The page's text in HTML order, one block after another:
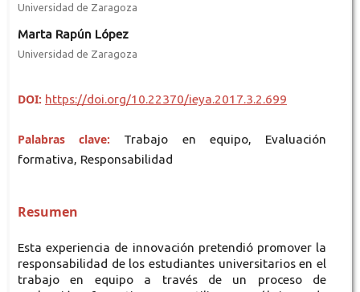
Universidad de Zaragoza
Marta Rapún López
Universidad de Zaragoza
DOI: https://doi.org/10.22370/ieya.2017.3.2.699
Palabras clave: Trabajo en equipo, Evaluación
formativa, Responsabilidad
Resumen
Esta experiencia de innovación pretendió promover la
responsabilidad de los estudiantes universitarios en el
trabajo en equipo a través de un proceso de